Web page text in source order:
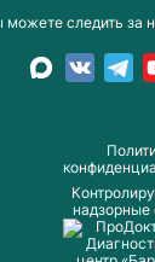
надзорные
можете следить за